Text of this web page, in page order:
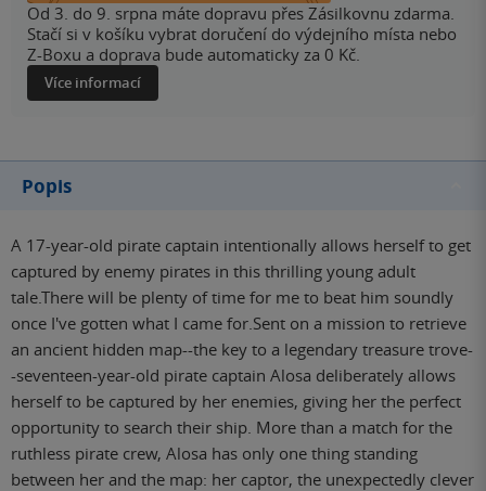
Od 3. do 9. srpna máte dopravu přes Zásilkovnu zdarma.
Stačí si v košíku vybrat doručení do výdejního místa nebo
Z-Boxu a doprava bude automaticky za 0 Kč.
Více informací
Popis
A 17-year-old pirate captain intentionally allows herself to get
captured by enemy pirates in this thrilling young adult
tale.There will be plenty of time for me to beat him soundly
once I've gotten what I came for.Sent on a mission to retrieve
an ancient hidden map--the key to a legendary treasure trove-
-seventeen-year-old pirate captain Alosa deliberately allows
herself to be captured by her enemies, giving her the perfect
opportunity to search their ship. More than a match for the
ruthless pirate crew, Alosa has only one thing standing
between her and the map: her captor, the unexpectedly clever